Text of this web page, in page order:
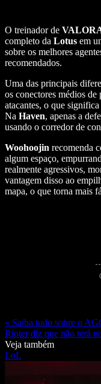
O treinador de
completo da Lotus em
sobre os melhores
recomendados.
Uma das principais
os conectores médios
atacantes, o que
Na Haven, apenas a
usando o corredor de
Woohoojin recomenda
algum espaço,
realmente agressivos,
vantagem disso ao
mapa, o que torna mais
« Saiba tudo sobre o
Rioter diz que não terá
Veja também
LoL